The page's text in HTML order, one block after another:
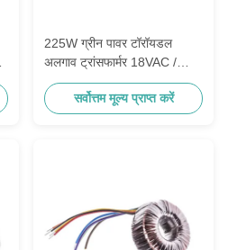
225W ग्रीन पावर टॉरॉयडल
अलगाव ट्रांसफार्मर 18VAC /
6.25A 15A 130 ℃ थर्मल फ्यूज
सर्वोत्तम मूल्य प्राप्त करें